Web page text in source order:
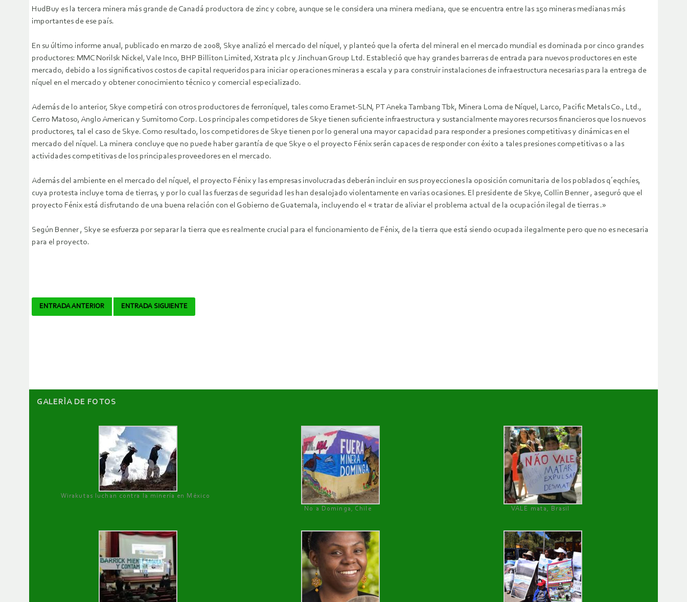
HudBuy es la tercera minera más grande de Canadá productora de zinc y cobre, aunque se le considera una minera mediana, que se encuentra entre las 150 mineras medianas más
importantes de ese país.
En su último informe anual, publicado en marzo de 2008, Skye analizó el mercado del níquel, y planteó que la oferta del mineral en el mercado mundial es dominada por cinco grandes
productores: MMC Norilsk Nickel, Vale Inco, BHP Billiton Limited, Xstrata plc y Jinchuan Group Ltd. Estableció que hay grandes barreras de entrada para nuevos productores en este
mercado, debido a los significativos costos de capital requeridos para iniciar operaciones mineras a escala y para construir instalaciones de infraestructura necesarias para la entrega de
níquel en el mercado y obtener conocimiento técnico y comercial especializado.
Además de lo anterior, Skye competirá con otros productores de ferroníquel, tales como Eramet-SLN, PT Aneka Tambang Tbk, Minera Loma de Níquel, Larco, Pacific Metals Co., Ltd.,
Cerro Matoso, Anglo American y Sumitomo Corp. Los principales competidores de Skye tienen suficiente infraestructura y sustancialmente mayores recursos financieros que los nuevos
productores, tal el caso de Skye. Como resultado, los competidores de Skye tienen por lo general una mayor capacidad para responder a presiones competitivas y dinámicas en el
mercado del níquel. La minera concluye que no puede haber garantía de que Skye o el proyecto Fénix serán capaces de responder con éxito a tales presiones competitivas o a las
actividades competitivas de los principales proveedores en el mercado.
Además del ambiente en el mercado del níquel, el proyecto Fénix y las empresas involucradas deberán incluir en sus proyecciones la oposición comunitaria de los poblados q´eqchíes,
cuya protesta incluye toma de tierras, y por lo cual las fuerzas de seguridad les han desalojado violentamente en varias ocasiones. El presidente de Skye, Collin Benner , aseguró que el
proyecto Fénix está disfrutando de una buena relación con el Gobierno de Guatemala, incluyendo el « tratar de aliviar el problema actual de la ocupación ilegal de tierras .»
Según Benner , Skye se esfuerza por separar la tierra que es realmente crucial para el funcionamiento de Fénix, de la tierra que está siendo ocupada ilegalmente pero que no es necesaria
para el proyecto.
Navegador
ENTRADA ANTERIOR ENTRADA SIGUIENTE
GALERÌA DE FOTOS
Wirakutas luchan contra la minería en México
No a Dominga, Chile
VALE mata, Brasil